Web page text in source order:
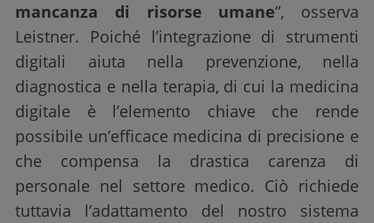
mancanza di risorse umane”, osserva
Leistner. Poiché l’integrazione di strumenti
digitali aiuta nella prevenzione, nella
diagnostica e nella terapia, di cui la medicina
digitale è l’elemento chiave che rende
possibile un’efficace medicina di precisione e
che compensa la drastica carenza di
personale nel settore medico. Ciò richiede
tuttavia l’adattamento del nostro sistema